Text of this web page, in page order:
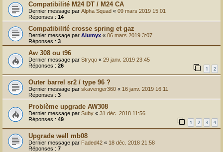
Compatibilité M24 DT / M24 CA
Dernier message par Alpha Squad « 09 mars 2019 15:01
Réponses : 14
Compatibilité crosse spring et gaz
Dernier message par Alumyx « 06 mars 2019 3:07
Réponses : 3
Aw 308 ou t96
Dernier message par Stryqo « 29 janv. 2019 23:45
Réponses : 26 1 2
Outer barrel sr2 / type 96 ?
Dernier message par skavenger360 « 16 janv. 2019 16:11
Réponses : 3
Problème upgrade AW308
Dernier message par Suby « 31 déc. 2018 11:56
Réponses : 49 1 2 3 4
Upgrade well mb08
Dernier message par Faded42 « 18 déc. 2018 21:58
Réponses : 7